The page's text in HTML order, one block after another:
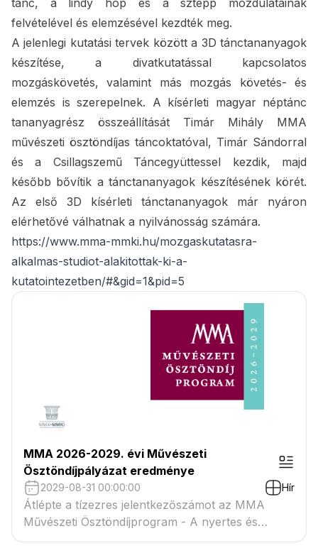
tánc, a lindy hop és a sztepp mozdulatainak
felvételével és elemzésével kezdték meg.
A jelenlegi kutatási tervek között a 3D tánctananyagok
készítése, a divatkutatással kapcsolatos
mozgáskövetés, valamint más mozgás követés- és
elemzés is szerepelnek. A kísérleti magyar néptánc
tananyagrész összeállítását Timár Mihály MMA
művészeti ösztöndíjas táncoktatóval, Timár Sándorral
és a Csillagszemű Táncegyüttessel kezdik, majd
később bővítik a tánctananyagok készítésének körét.
Az első 3D kísérleti tánctananyagok már nyáron
elérhetővé válhatnak a nyilvánosság számára.
https://www.mma-mmki.hu/mozgaskutatasra-
alkalmas-studiot-alakitottak-ki-a-
kutatointezetben/#&gid=1&pid=5
MMA 2026-2029. évi Művészeti
Ösztöndíjpályázat eredménye
2029-08-31 00:00:00 Hír
Átlépte a tízezres jelentkezőszámot az MMA
Művészeti Ösztöndíjprogram - A nyertes és
tartaléklistás pályázók névsora megtekinthető a